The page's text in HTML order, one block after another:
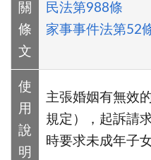
關
條
文
民法第988條
家事事件法第52
使
用
說
明
主張婚姻有無效
規定），起訴請
時要求未成年子